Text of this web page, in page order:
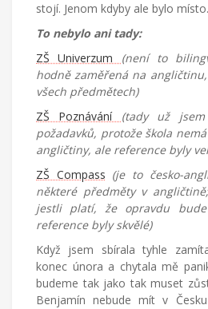
stojí. Jenom kdyby ale bylo
To nebylo ani tady:
ZŠ Univerzum (není to
hodně zaměřená na
všech předmětech)
ZŠ Poznávání (tady už
požadavků, protože škola
angličtiny, ale reference byly
ZŠ Compass (je to česko-
některé předměty v
jestli platí, že opravdu
reference byly skvělé)
Když jsem sbírala tyhle
konec února a chytala mě
budeme tak jako tak muset
Benjamín nebude mít v